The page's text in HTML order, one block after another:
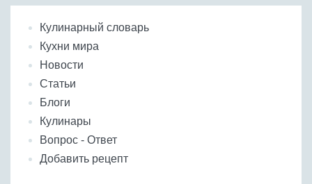
Кулинарный словарь
Кухни мира
Новости
Статьи
Блоги
Кулинары
Вопрос - Ответ
Добавить рецепт